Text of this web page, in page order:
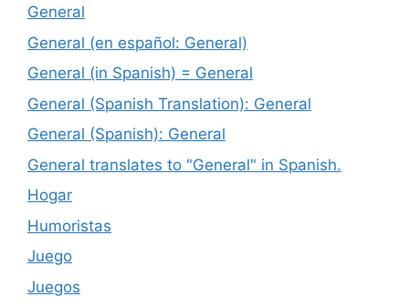
General
General (en español: General)
General (in Spanish) = General
General (Spanish Translation): General
General (Spanish): General
General translates to "General" in Spanish.
Hogar
Humoristas
Juego
Juegos